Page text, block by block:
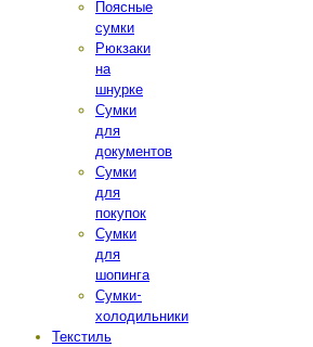
Поясные
сумки
Рюкзаки
на
шнурке
Сумки
для
документов
Сумки
для
покупок
Сумки
для
шопинга
Сумки-
холодильники
Текстиль